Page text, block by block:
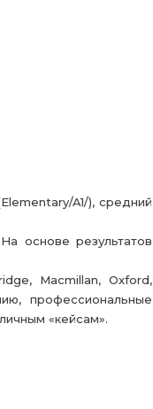
A1/), средний
основе результатов
Macmillan, Oxford,
профессиональные
«кейсам».